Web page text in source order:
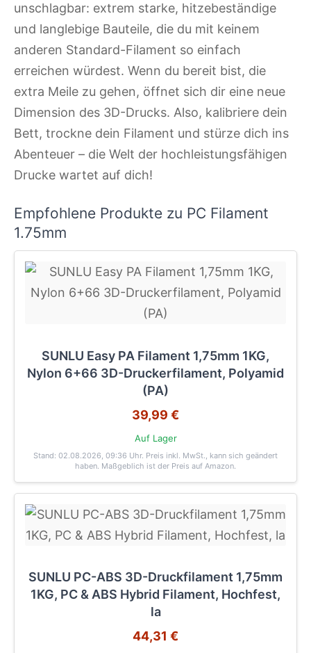
unschlagbar: extrem starke, hitzebeständige
und langlebige Bauteile, die du mit keinem
anderen Standard-Filament so einfach
erreichen würdest. Wenn du bereit bist, die
extra Meile zu gehen, öffnet sich dir eine neue
Dimension des 3D-Drucks. Also, kalibriere dein
Bett, trockne dein Filament und stürze dich ins
Abenteuer – die Welt der hochleistungsfähigen
Drucke wartet auf dich!
Empfohlene Produkte zu PC Filament
1.75mm
SUNLU Easy PA Filament 1,75mm 1KG,
Nylon 6+66 3D-Druckerfilament, Polyamid
(PA)
39,99 €
Auf Lager
Stand: 02.08.2026, 09:36 Uhr. Preis inkl. MwSt., kann sich geändert
haben. Maßgeblich ist der Preis auf Amazon.
SUNLU PC-ABS 3D-Druckfilament 1,75mm
1KG, PC & ABS Hybrid Filament, Hochfest,
la
44,31 €